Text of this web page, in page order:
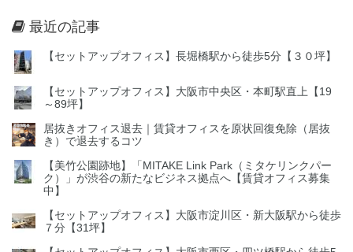
最近の記事
【セットアップオフィス】長堀橋駅から徒歩5分【３０坪】
【セットアップオフィス】大阪市中央区・本町駅直上【19
～89坪】
居抜きオフィス退去｜賃貸オフィスを原状回復免除（居抜
き）で退去するコツ
【美竹公園跡地】「MITAKE Link Park（ミタケリンクパー
ク）」が渋谷の新たなビジネス拠点へ【賃貸オフィス募集
中】
【セットアップオフィス】大阪市淀川区・新大阪駅から徒歩
７分【31坪】